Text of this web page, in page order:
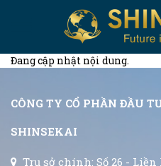
Đang cập nhật nội dung.
CÔNG TY CỔ PHẦN ĐẦU
SHINSEKAI
Trụ sở chính: Số 26 -